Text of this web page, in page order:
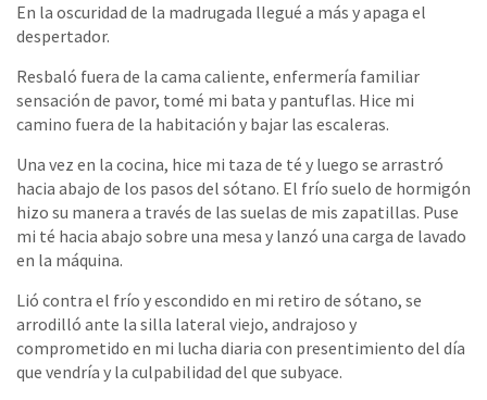
En la oscuridad de la madrugada llegué a más y apaga el
despertador.
Resbaló fuera de la cama caliente, enfermería familiar
sensación de pavor, tomé mi bata y pantuflas. Hice mi
camino fuera de la habitación y bajar las escaleras.
Una vez en la cocina, hice mi taza de té y luego se arrastró
hacia abajo de los pasos del sótano. El frío suelo de hormigón
hizo su manera a través de las suelas de mis zapatillas. Puse
mi té hacia abajo sobre una mesa y lanzó una carga de lavado
en la máquina.
Lió contra el frío y escondido en mi retiro de sótano, se
arrodilló ante la silla lateral viejo, andrajoso y
comprometido en mi lucha diaria con presentimiento del día
que vendría y la culpabilidad del que subyace.